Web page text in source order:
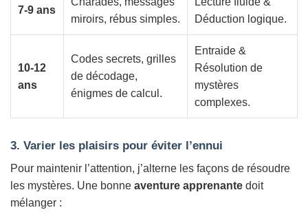
7-9 ans
miroirs, rébus simples.
Déduction logique.
10-12
ans
Codes secrets, grilles
de décodage,
énigmes de calcul.
Entraide &
Résolution de
mystères
complexes.
3. Varier les plaisirs pour éviter l’ennui
Pour maintenir l’attention, j’alterne les façons de résoudre
les mystères. Une bonne aventure apprenante doit
mélanger :